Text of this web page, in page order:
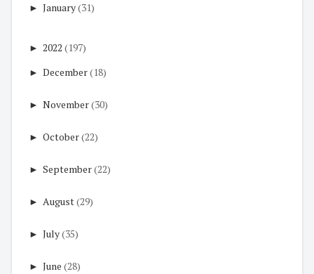
► January(31)
► 2022 (197)
► December(18)
► November(30)
► October(22)
► September(22)
► August(29)
► July(35)
► June (28)